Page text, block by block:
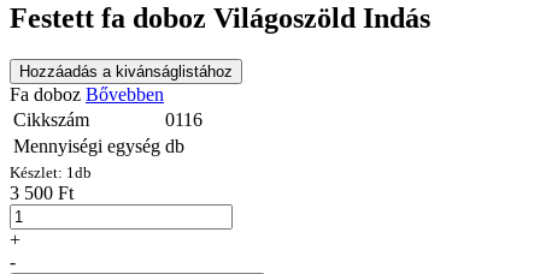
Festett fa doboz Világoszöld Indás
Hozzáadás a kivánságlistához
Fa doboz Bővebben
Cikkszám
0116
Mennyiségi egység db
Készlet: 1db
3 500 Ft
+
-